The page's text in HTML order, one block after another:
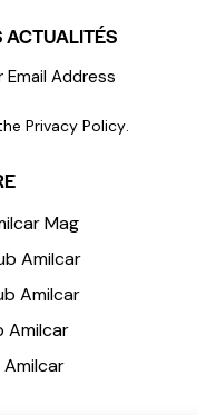
ACTUALITÉS
Privacy Policy.
Mag
Amilcar
Amilcar
Amilcar
Amilcar